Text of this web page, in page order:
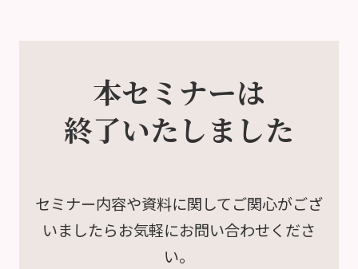
本セミナーは
終了いたしました
セミナー内容や資料に関してご関心がござ
いましたらお気軽にお問い合わせくださ
い。